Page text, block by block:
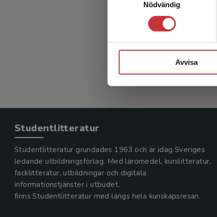
Nödvändig
Avvisa
Borg,
404 kr
Exkl.
Studentlitteratur
Studentlitteratur grundades 1963 och är idag Sveriges
ledande utbildningsförlag. Med läromedel, kurslitteratur,
facklitteratur, utbildningar och digitala
informationstjänster i utbudet,
finns Studentlitteratur med längs hela kunskapsresan.